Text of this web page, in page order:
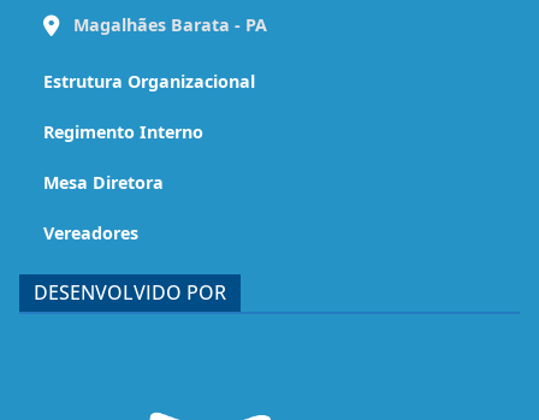
Magalhães Barata - PA
Estrutura Organizacional
Regimento Interno
Mesa Diretora
Vereadores
DESENVOLVIDO POR